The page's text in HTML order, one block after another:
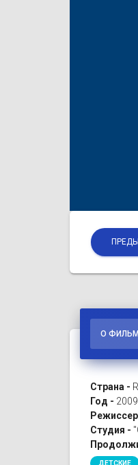
О
Страна -
Год -
Студия -
ДЕТСКИЕ